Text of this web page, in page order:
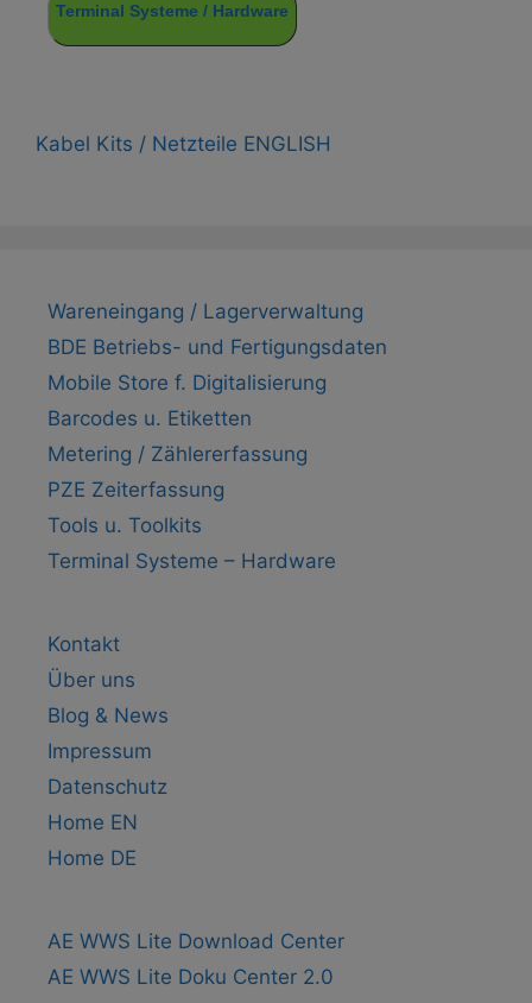
Terminal Systeme / Hardware
Kabel Kits / Netzteile ENGLISH
Wareneingang / Lagerverwaltung
BDE Betriebs- und Fertigungsdaten
Mobile Store f. Digitalisierung
Barcodes u. Etiketten
Metering / Zählererfassung
PZE Zeiterfassung
Tools u. Toolkits
Terminal Systeme – Hardware
Kontakt
Über uns
Blog & News
Impressum
Datenschutz
Home EN
Home DE
AE WWS Lite Download Center
AE WWS Lite Doku Center 2.0